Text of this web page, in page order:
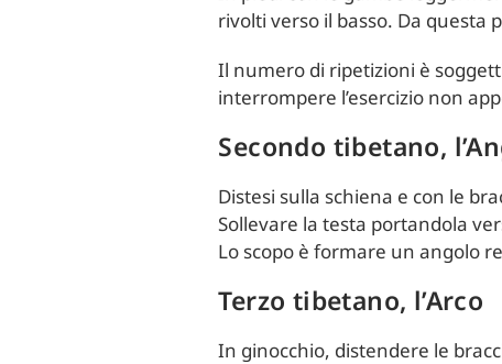
rivolti verso il basso. Da
Il numero di ripetizioni è
interrompere l’esercizio non
Secondo tibetano,
Distesi sulla schiena e con le
Sollevare la testa portandola
Lo scopo è formare un angolo
Terzo tibetano, l’Arco
In ginocchio, distendere le